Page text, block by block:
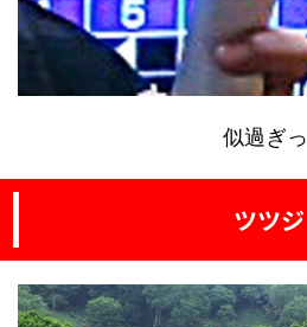
似過ぎっ
ツツジ